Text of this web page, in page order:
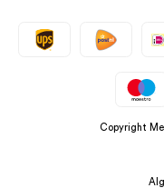
Copyright